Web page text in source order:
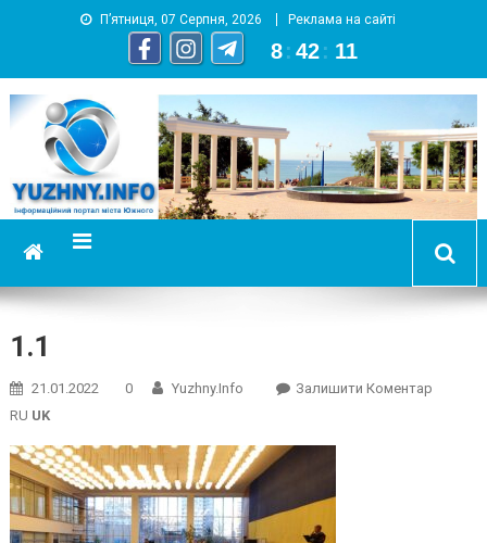
П’ятниця, 07 Серпня, 2026 Реклама на сайті
8 : 42 : 12
YUZHNY.INFO
информационный портал города Южный
1.1
21.01.2022 0 Yuzhny.info Залишити КоментарOn
RU UK